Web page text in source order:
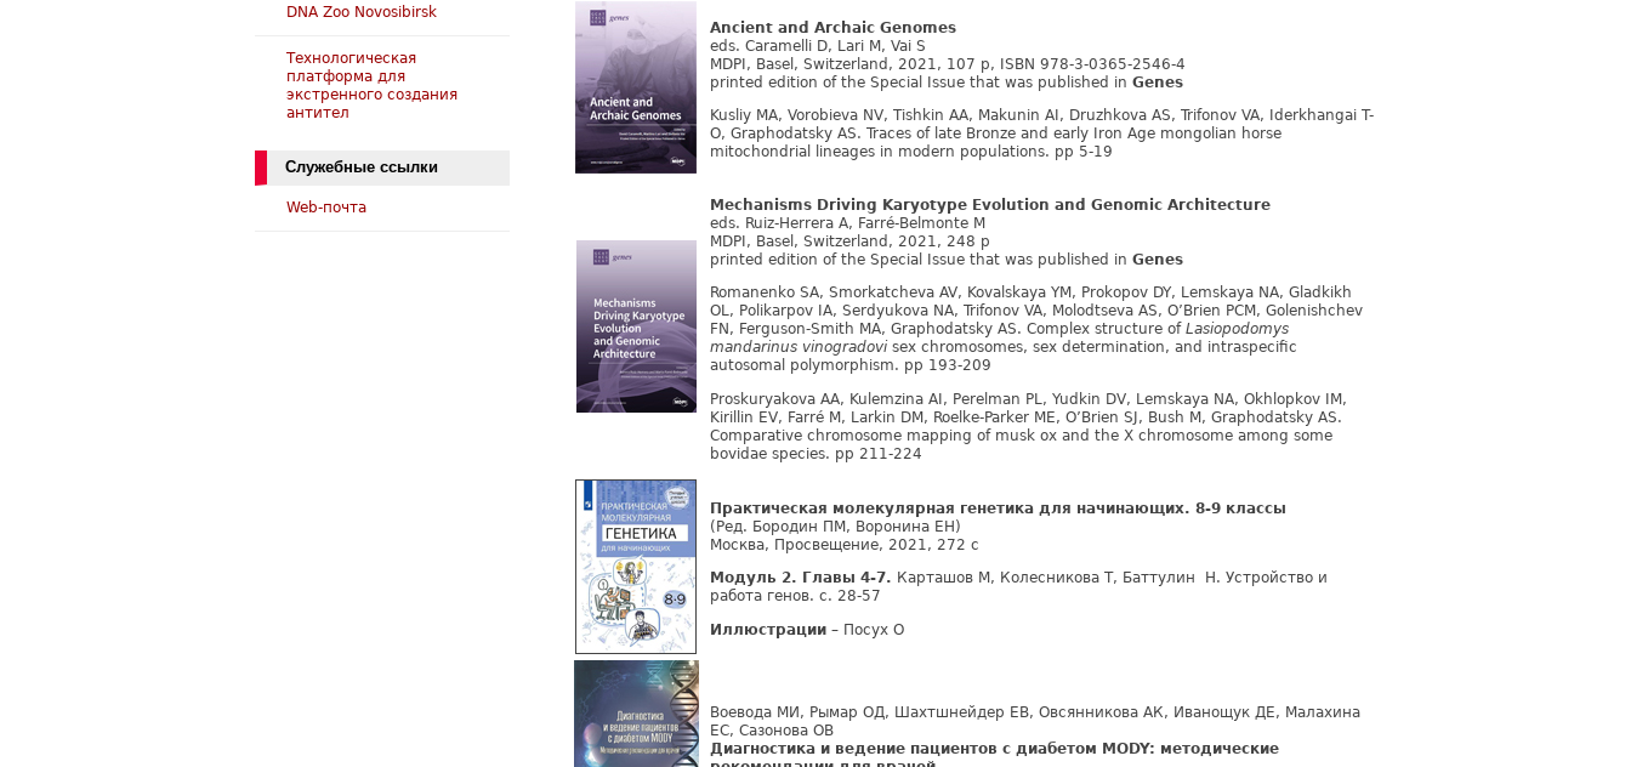
Ancient and Archaic Genomes
eds. Caramelli D, Lari M, Vai S
MDPI, Basel, Switzerland, 2021, 107 p, ISBN 978-3-0365-2546-4
printed edition of the Special Issue that was published in Genes
Kusliy MA, Vorobieva NV, Tishkin AA, Makunin AI, Druzhkova AS, Trifonov VA, Iderkhangai T-
O, Graphodatsky AS. Traces of late Bronze and early Iron Age mongolian horse
mitochondrial lineages in modern populations. pp 5-19
Mechanisms Driving Karyotype Evolution and Genomic Architecture
eds. Ruiz-Herrera A, Farré-Belmonte M
MDPI, Basel, Switzerland, 2021, 248 p
printed edition of the Special Issue that was published in Genes
Romanenko SA, Smorkatcheva AV, Kovalskaya YM, Prokopov DY, Lemskaya NA, Gladkikh
OL, Polikarpov IA, Serdyukova NA, Trifonov VA, Molodtseva AS, O’Brien PCM, Golenishchev
FN, Ferguson-Smith MA, Graphodatsky AS. Complex structure of Lasiopodomys
mandarinus vinogradovisex chromosomes, sex determination, and intraspecific
autosomal polymorphism. pp 193-209
Proskuryakova AA, Kulemzina AI, Perelman PL, Yudkin DV, Lemskaya NA, Okhlopkov IM,
Kirillin EV, Farré M, Larkin DM, Roelke-Parker ME, O’Brien SJ, Bush M, Graphodatsky AS.
Comparative chromosome mapping of musk ox and the X chromosome among some
bovidae species. pp 211-224
Практическая молекулярная генетика для начинающих. 8-9 классы
(Ред. Бородин ПМ, Воронина ЕН)
Москва, Просвещение, 2021, 272 c
Модуль 2. Главы 4-7. Карташов М, Колесникова Т, Баттулин Н. Устройство и
работа генов. с. 28-57
Иллюстрации– Посух О
Воевода МИ, Рымар ОД, Шахтшнейдер ЕВ, Овсянникова АК, Иванощук ДЕ, Малахина
ЕС, Сазонова ОВ
Диагностика и ведение пациентов с диабетом MODY: методические
DNA Zoo Novosibirsk
Технологическая
платформа для
экстренного создания
антител
Служебные ссылки
Web-почта